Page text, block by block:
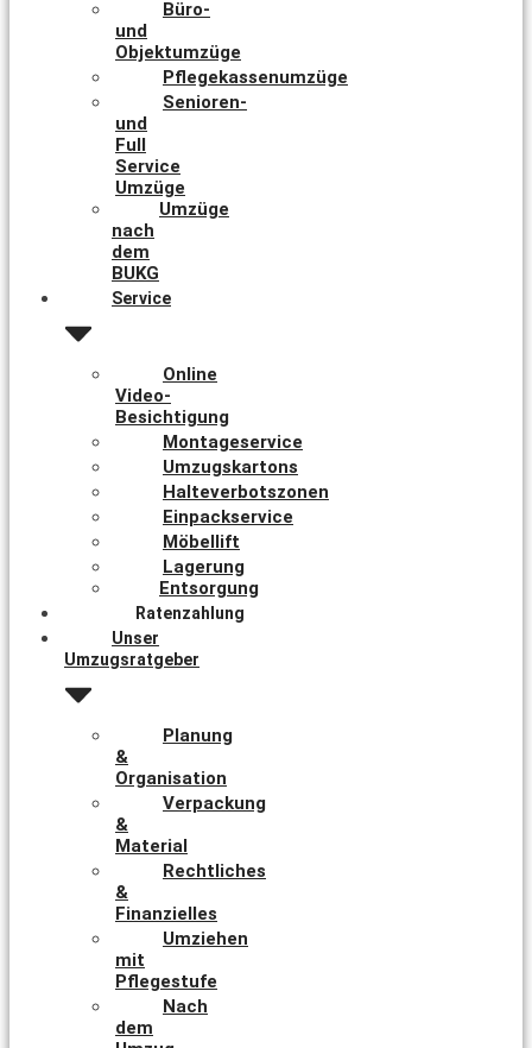
Büro-
und
Objektumzüge
Pflegekassenumzüge
Senioren-
und
Full
Service
Umzüge
Umzüge
nach
dem
BUKG
Service
Online
Video-
Besichtigung
Montageservice
Umzugskartons
Halteverbotszonen
Einpackservice
Möbellift
Lagerung
Entsorgung
Ratenzahlung
Unser
Umzugsratgeber
Planung
&
Organisation
Verpackung
&
Material
Rechtliches
&
Finanzielles
Umziehen
mit
Pflegestufe
Nach
dem